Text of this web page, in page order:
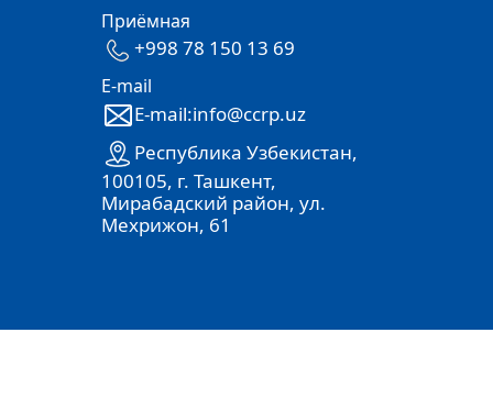
Приёмная
+998 78 150 13 69
E-mail
E-mail:info@ccrp.uz
Республика Узбекистан,
100105, г. Ташкент,
Мирабадский район, ул.
Мехрижон, 61